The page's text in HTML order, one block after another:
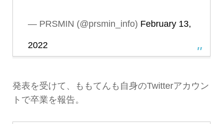
— PRSMIN (@prsmin_info) February 13,
2022
発表を受けて、ももてんも自身のTwitterアカウン
トで卒業を報告。